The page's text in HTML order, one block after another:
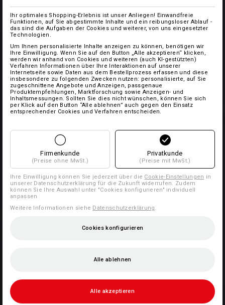
Ihr optimales Shopping-Erlebnis ist unser Anliegen! Einwandfreie
Funktionen, auf Sie abgestimmte Inhalte und ein reibungsloser Ablauf -
das sind die Aufgaben der Cookies und weiterer, von uns eingesetzter
Technologien.
Um Ihnen personalisierte Inhalte anzeigen zu können, benötigen wir
Ihre Einwilligung. Wenn Sie auf den Button „Alle akzeptieren“ klicken,
werden wir anhand von Cookies und weiteren (auch KI-gestützten)
Verfahren Informationen über Ihre Interaktionen auf unserer
Internetseite sowie Daten aus dem Bestellprozess erfassen und diese
insbesondere zu folgenden Zwecken nutzen: personalisierte, auf Sie
zugeschnittene Angebote und Anzeigen, passgenaue
Produktempfehlungen, Marktforschung sowie Anzeigen- und
Inhaltsmessungen. Sollten Sie dies nicht wünschen, können Sie sich
per Klick auf den Button “Alle ablehnen” auch gegen den Einsatz
entsprechender Cookies und Verfahren entscheiden.
Firmenkunde
(Preise ohne MwSt.)
Privatkunde
(Preise mit MwSt.)
Ihre Einwilligung können Sie jederzeit über die Cookie-Einstellungen in
unserer Datenschutzerklärung für die Zukunft widerrufen. Zudem
können Sie Ihre Auswahl unter "Cookies konfigurieren" individuell
anpassen
Weitere Informationen siehe Datenschutzerklärung
Cookies konfigurieren
Alle ablehnen
Alle akzeptieren